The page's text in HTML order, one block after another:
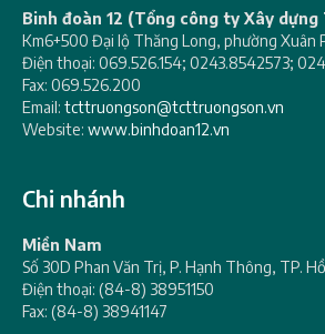
Binh đoàn 12 (Tổng công ty Xây dựng
Km6+500 Đại lộ Thăng Long, phường Xuân
Điện thoại: 069.526.154; 0243.8542573;
Fax: 069.526.200
Email: tcttruongson@tcttruongson.vn
Website: www.binhdoan12.vn
Chi nhánh
Miền Nam
Số 30D Phan Văn Trị, P. Hạnh Thông, TP.
Điện thoại: (84-8) 38951150
Fax: (84-8) 38941147